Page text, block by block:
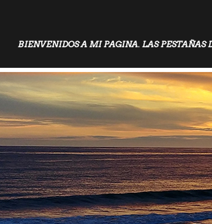
BIENVENIDOS A MI PAGINA. LAS PESTAÑAS